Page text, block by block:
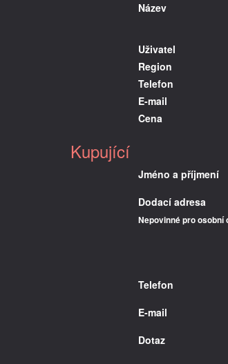
Název
Uživatel
Region
Telefon
E-mail
Cena
Kupující
Jméno a příjmení
Dodací adresa
Nepovinné pro osobní
Telefon
E-mail
Dotaz